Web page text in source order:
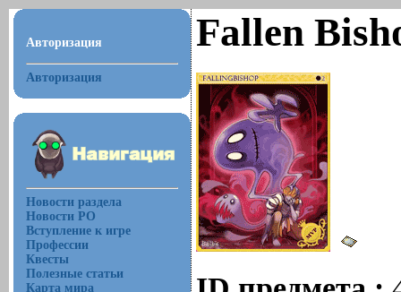
Авторизация
Авторизация
Новости раздела
Новости РО
Вступление к игре
Профессии
Квесты
Полезные статьи
Карта мира
Fallen